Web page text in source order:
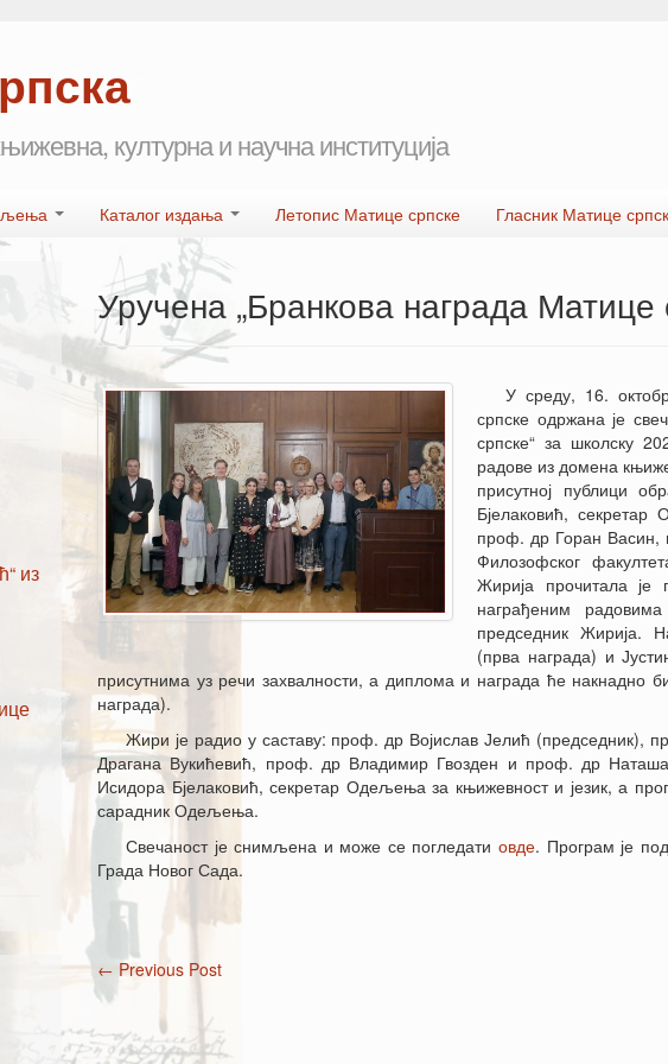
културна и научна институција
Каталог издања Летопис Матице српске Гласник Матице
Уручена „Бранкова награда Матице
У среду, 16.
српске одржана је
српске“ за школску
радове из домена
присутној публици
Бјелаковић,
проф. др Горан Васин,
Филозофског
Жирија прочитала
награђеним
председник Жирија.
(прва награда) и
присутнима уз речи захвалности, а диплома и награда ће накнадно
награда).
Жири је радио у саставу: проф. др Војислав Јелић
Драгана Вукићевић, проф. др Владимир Гвозден и проф. др
Исидора Бјелаковић, секретар Одељења за књижевност и језик, а
сарадник Одељења.
Свечаност је снимљена и може се погледати овде. Програм је
Града Новог Сада.
Post navigation
← Previous Post
из